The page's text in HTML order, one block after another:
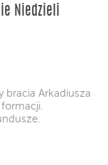
Niedzieli
bracia Arkadiusza